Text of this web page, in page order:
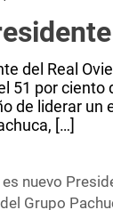
del Real
51 por
de liderar un
[…]
nuevo
Grupo